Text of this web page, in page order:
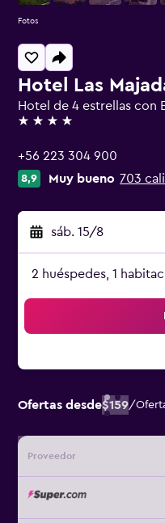
Hotel Las
Hotel de 4 estrellas con
4 estrellas
+56 223 304 900
8,9 Muy bueno 703
sáb. 15/8
2 huéspedes, 1
Ofertas desde$159/
Proveedor
Fotos